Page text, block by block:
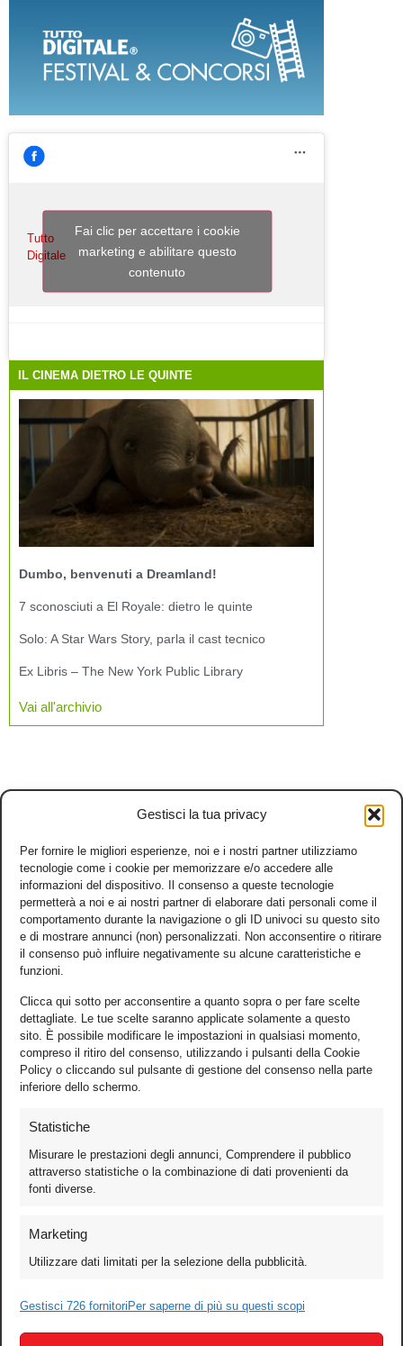
Gestisci la tua privacy
Per fornire le migliori esperienze, noi e i nostri partner utilizziamo
tecnologie come i cookie per memorizzare e/o accedere alle
informazioni del dispositivo. Il consenso a queste tecnologie
permetterà a noi e ai nostri partner di elaborare dati personali come il
comportamento durante la navigazione o gli ID univoci su questo sito
e di mostrare annunci (non) personalizzati. Non acconsentire o ritirare
il consenso può influire negativamente su alcune caratteristiche e
funzioni.
Clicca qui sotto per acconsentire a quanto sopra o per fare scelte
dettagliate. Le tue scelte saranno applicate solamente a questo
sito. È possibile modificare le impostazioni in qualsiasi momento,
compreso il ritiro del consenso, utilizzando i pulsanti della Cookie
Policy o cliccando sul pulsante di gestione del consenso nella parte
inferiore dello schermo.
Statistiche
Misurare le prestazioni degli annunci, Comprendere il pubblico
attraverso statistiche o la combinazione di dati provenienti da
fonti diverse.
Marketing
Utilizzare dati limitati per la selezione della pubblicità.
Gestisci 726 fornitori Per saperne di più su questi scopi
Tutto
Digitale
Fai clic per accettare i cookie
marketing e abilitare questo
contenuto
IL CINEMA DIETRO LE QUINTE
Dumbo, benvenuti a Dreamland!
7 sconosciuti a El Royale: dietro le quinte
Solo: A Star Wars Story, parla il cast tecnico
Ex Libris – The New York Public Library
Vai all'archivio
Games
Test